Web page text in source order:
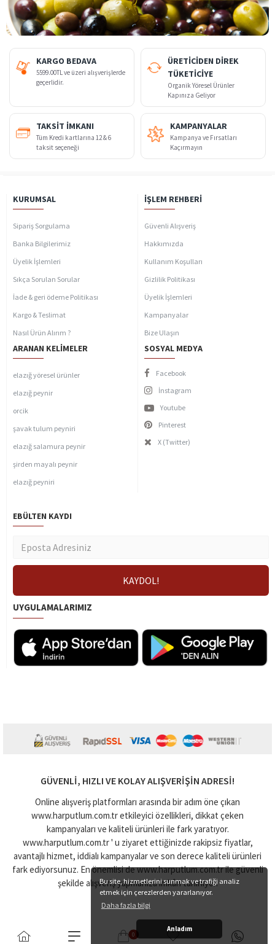
Bu site, hizmetlerini sunmak ve trafiği analiz
etmek için çerezlerden yararlanıyor.
Daha fazla bilgi
Anladım
KARGO BEDAVA
5599.00TL ve üzeri alışverişlerde
geçerlidir.
ÜRETİCİDEN DİREK
TÜKETİCİYE
Organik Yöresel Ürünler
Kapınıza Geliyor
TAKSIT İMKANI
Tüm Kredi kartlarına 12 & 6
taksit seçeneği
KAMPANYALAR
Kampanya ve Fırsatları
Kaçırmayın
KURUMSAL
Sipariş Sorgulama
Banka Bilgilerimiz
Üyelik İşlemleri
Sıkça Sorulan Sorular
İade & geri ödeme Politikası
Kargo & Teslimat
Nasıl Ürün Alırım ?
İŞLEM REHBERI
Güvenli Alışveriş
Hakkımızda
Kullanım Koşulları
Gizlilik Politikası
Üyelik İşlemleri
Kampanyalar
Bize Ulaşın
ARANAN KELIMELER
elazığ yöresel ürünler
elazığ peynir
orcik
şavak tulum peyniri
elazığ salamura peynir
şirden mayalı peynir
elazığ peyniri
SOSYAL MEDYA
Facebook
İnstagram
Youtube
Pinterest
X (Twitter)
EBÜLTEN KAYDI
UYGULAMALARIMIZ
GÜVENLI, HIZLI VE KOLAY ALIŞVERIŞIN ADRESI!
Online alışveriş platformları arasında bir adım öne çıkan
www.harputlum.com.tr etkileyici özellikleri, dikkat çeken
kampanyaları ve kaliteli ürünleri ile fark yaratıyor.
www.harputlum.com.tr ' u ziyaret ettiğinizde rakipsiz fiyatlar,
avantajlı hizmet, iddialı kampanyalar ve son derece kaliteli ürünleri
fark ediyorsunuz. En önemlisi de www.harputlum.com.tr ile güvenli
şekilde alışveriş yapmanıza imkân tanınıyor.
0